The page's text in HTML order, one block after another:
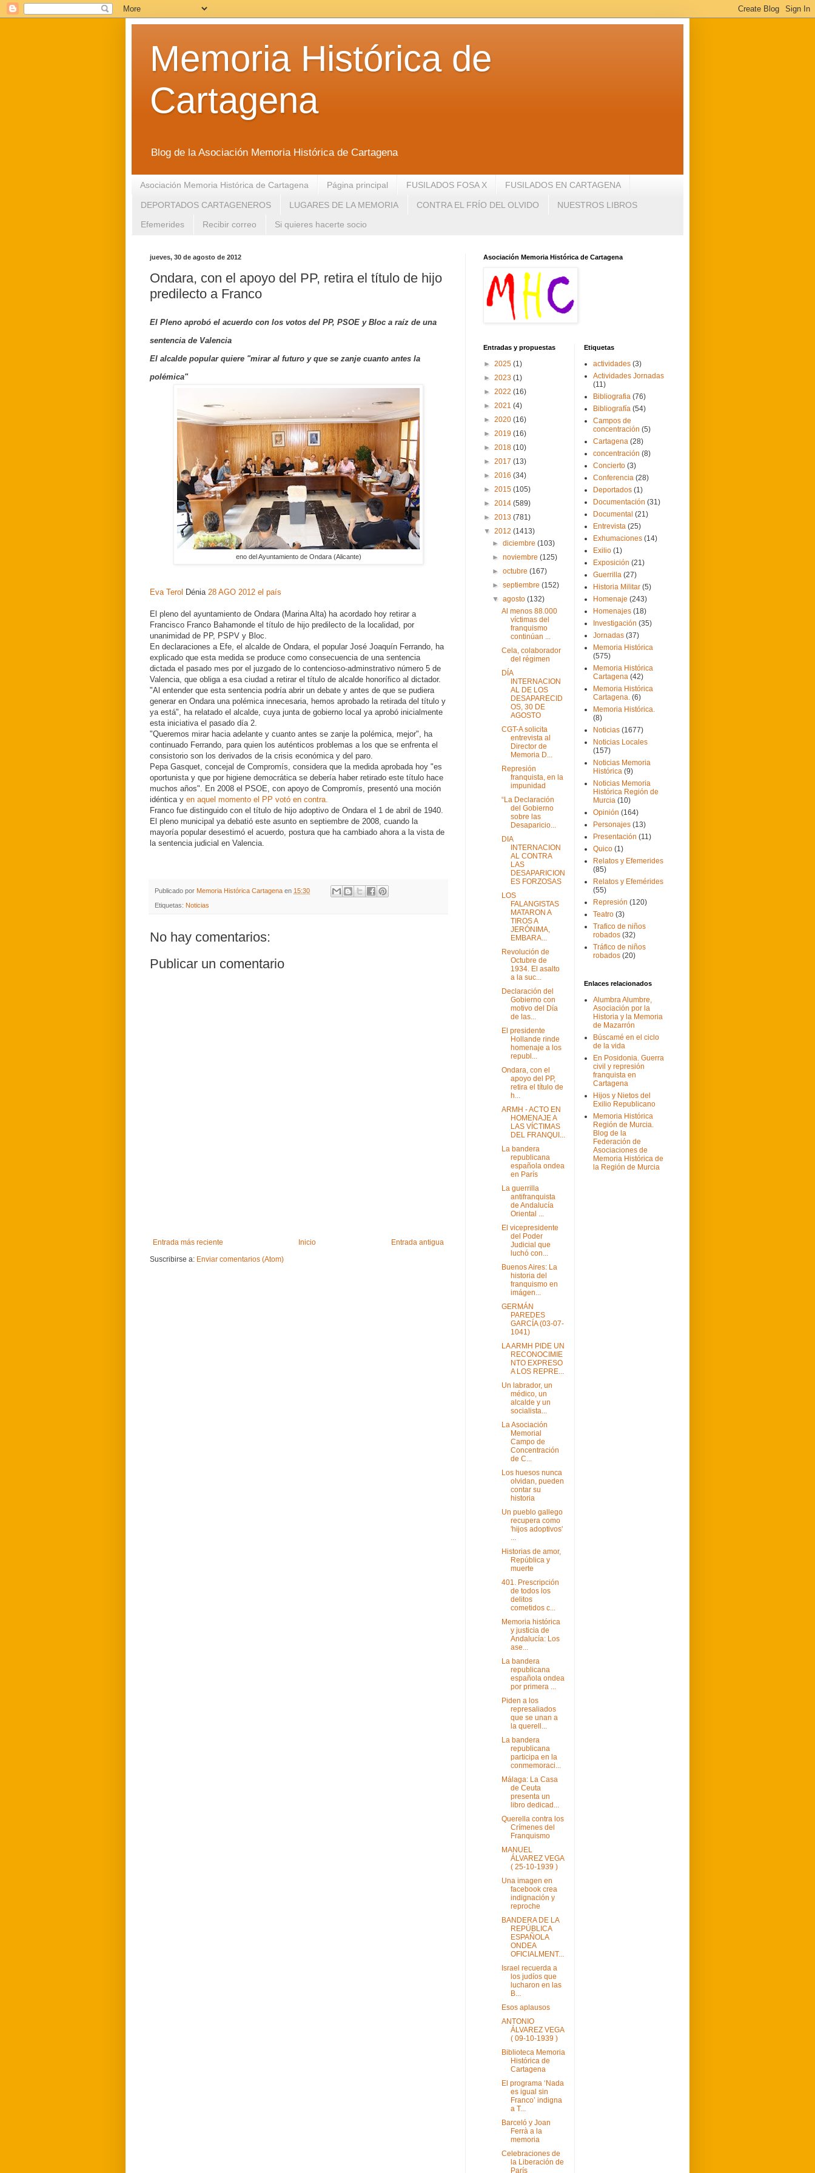
Memoria Histórica de
Cartagena
Blog de la Asociación Memoria Histórica de Cartagena
Asociación Memoria Histórica de Cartagena Página principal FUSILADOS FOSA X FUSILADOS EN CARTAGENA
DEPORTADOS CARTAGENEROS LUGARES DE LA MEMORIA CONTRA EL FRÍO DEL OLVIDO NUESTROS LIBROS
Efemerides Recibir correo Si quieres hacerte socio
jueves, 30 de agosto de 2012
Ondara, con el apoyo del PP, retira el título de hijo
predilecto a Franco
El Pleno aprobó el acuerdo con los votos del PP, PSOE y Bloc a raíz de una
sentencia de Valencia
El alcalde popular quiere "mirar al futuro y que se zanje cuanto antes la
polémica"
eno del Ayuntamiento de Ondara (Alicante)
Eva Terol Dénia 28 AGO 2012 el país
El pleno del ayuntamiento de Ondara (Marina Alta) ha acordado hoy retirar a
Francisco Franco Bahamonde el título de hijo predilecto de la localidad, por
unanimidad de PP, PSPV y Bloc.
En declaraciones a Efe, el alcalde de Ondara, el popular José Joaquín Ferrando, ha
explicado que esta medida se produce como consecuencia de una sentencia
dictada el pasado mes por el juzgado de lo contencioso-adminstrativo número 5 de
Valencia, que obliga a esa ciudad a retirar el título de alcalde honorífico al dictador.
"Al entender que esta sentencia podría abrir un debate y antes de que se pudiera
generar en Ondara una polémica innecesaria, hemos aprobado la retirada del título y
ya está", ha relatado el alcalde, cuya junta de gobierno local ya aprobó inicialmente
esta iniciativa el pasado día 2.
"Queremos mirar hacia adelante y cuanto antes se zanje la polémica, mejor", ha
continuado Ferrando, para quien los auténticos problemas a los que se enfrenta el
consistorio son los derivados de la crisis económica y del paro.
Pepa Gasquet, concejal de Compromís, considera que la medida aprobada hoy "es
oportunista y que por higiene democrática se debería haber retirado este título hace
muchos años". En 2008 el PSOE, con apoyo de Compromís, presentó una moción
idéntica y en aquel momento el PP votó en contra.
Franco fue distinguido con el título de hijo adoptivo de Ondara el 1 de abril de 1940.
El pleno municipal ya debatió este asunto en septiembre de 2008, cuando la
mayoría popular desestimó el acuerdo, postura que ha cambiado ahora a la vista de
la sentencia judicial en Valencia.
Publicado por Memoria Histórica Cartagena en 15:30
Etiquetas: Noticias
No hay comentarios:
Publicar un comentario
Entrada más reciente Entrada antigua
Inicio
Suscribirse a: Enviar comentarios (Atom)
Asociación Memoria Histórica de Cartagena
Entradas y propuestas
► 2025 (1)
► 2023 (1)
► 2022 (16)
► 2021 (4)
► 2020 (16)
► 2019 (16)
► 2018 (10)
► 2017 (13)
► 2016 (34)
► 2015 (105)
► 2014 (589)
► 2013 (781)
▼ 2012 (1413)
►diciembre(103)
►noviembre(125)
►octubre(167)
►septiembre(152)
▼agosto(132)
Al menos 88.000
víctimas del
franquismo
continúan ...
Cela, colaborador
del régimen
DÍA
INTERNACION
AL DE LOS
DESAPARECID
OS, 30 DE
AGOSTO
CGT-A solicita
entrevista al
Director de
Memoria D...
Represión
franquista, en la
impunidad
“La Declaración
del Gobierno
sobre las
Desaparicio...
DIA
INTERNACION
AL CONTRA
LAS
DESAPARICION
ES FORZOSAS
LOS
FALANGISTAS
MATARON A
TIROS A
JERÓNIMA,
EMBARA...
Revolución de
Octubre de
1934. El asalto
a la suc...
Declaración del
Gobierno con
motivo del Día
de las...
El presidente
Hollande rinde
homenaje a los
republ...
Ondara, con el
apoyo del PP,
retira el título de
h...
ARMH - ACTO EN
HOMENAJE A
LAS VÍCTIMAS
DEL FRANQUI...
La bandera
republicana
española ondea
en París
La guerrilla
antifranquista
de Andalucía
Oriental ...
El vicepresidente
del Poder
Judicial que
luchó con...
Buenos Aires: La
historia del
franquismo en
imágen...
GERMÁN
PAREDES
GARCÍA (03-07-
1041)
LA ARMH PIDE UN
RECONOCIMIE
NTO EXPRESO
A LOS REPRE...
Un labrador, un
médico, un
alcalde y un
socialista...
La Asociación
Memorial
Campo de
Concentración
de C...
Los huesos nunca
olvidan, pueden
contar su
historia
Un pueblo gallego
recupera como
'hijos adoptivos'
Historias de amor,
República y
muerte
401. Prescripción
de todos los
delitos
cometidos c...
Memoria histórica
y justicia de
Andalucía: Los
ase...
La bandera
republicana
española ondea
por primera ...
Piden a los
represaliados
que se unan a
la querell...
La bandera
republicana
participa en la
conmemoraci...
Málaga: La Casa
de Ceuta
presenta un
libro dedicad...
Querella contra los
Crímenes del
Franquismo
MANUEL
ÁLVAREZ VEGA
( 25-10-1939 )
Una imagen en
facebook crea
indignación y
reproche
BANDERA DE LA
REPÚBLICA
ESPAÑOLA
ONDEA
OFICIALMENT...
Israel recuerda a
los judíos que
lucharon en las
B...
Esos aplausos
ANTONIO
ÁLVAREZ VEGA
( 09-10-1939 )
Biblioteca Memoria
Histórica de
Cartagena
El programa ‘Nada
es igual sin
Franco’ indigna
a T...
Barceló y Joan
Ferrà a la
memoria
Celebraciones de
la Liberación de
París
Etiquetas
actividades (3)
Actividades Jornadas
(11)
Bibliografia (76)
Bibliografía (54)
Campos de
concentración (5)
Cartagena (28)
concentración (8)
Concierto (3)
Conferencia (28)
Deportados (1)
Documentación (31)
Documental (21)
Entrevista (25)
Exhumaciones (14)
Exilio (1)
Exposición (21)
Guerrilla (27)
Historia Militar (5)
Homenaje (243)
Homenajes (18)
Investigación (35)
Jornadas (37)
Memoria Histórica
(575)
Memoria Histórica
Cartagena (42)
Memoria Histórica
Cartagena. (6)
Memoria Histórica.
(8)
Noticias (1677)
Noticias Locales
(157)
Noticias Memoria
Histórica (9)
Noticias Memoria
Histórica Región de
Murcia (10)
Opinión (164)
Personajes (13)
Presentación (11)
Quico (1)
Relatos y Efemerides
(85)
Relatos y Efemérides
(55)
Represión (120)
Teatro (3)
Trafico de niños
robados (32)
Tráfico de niños
robados (20)
Enlaces relacionados
Alumbra Alumbre,
Asociación por la
Historia y la Memoria
de Mazarrón
Búscamé en el ciclo
de la vida
En Posidonia. Guerra
civil y represión
franquista en
Cartagena
Hijos y Nietos del
Exilio Republicano
Memoria Histórica
Región de Murcia.
Blog de la
Federación de
Asociaciones de
Memoria Histórica de
la Región de Murcia